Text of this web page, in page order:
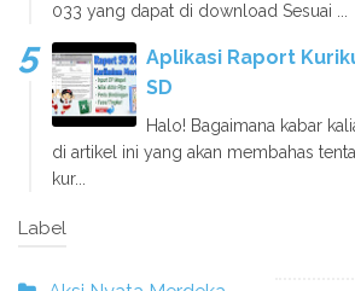
033 yang dapat di download Sesuai ...
Aplikasi Raport
SD
Halo! Bagaimana kabar
di artikel ini yang akan membahas
kur...
Label